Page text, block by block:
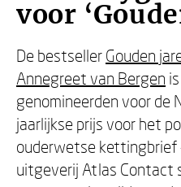
voor
De bestseller Gouden
Annegreet van Bergen
genomineerden voor de
jaarlijkse prijs voor het
ouderwetse kettingbrief
uitgeverij Atlas Contact